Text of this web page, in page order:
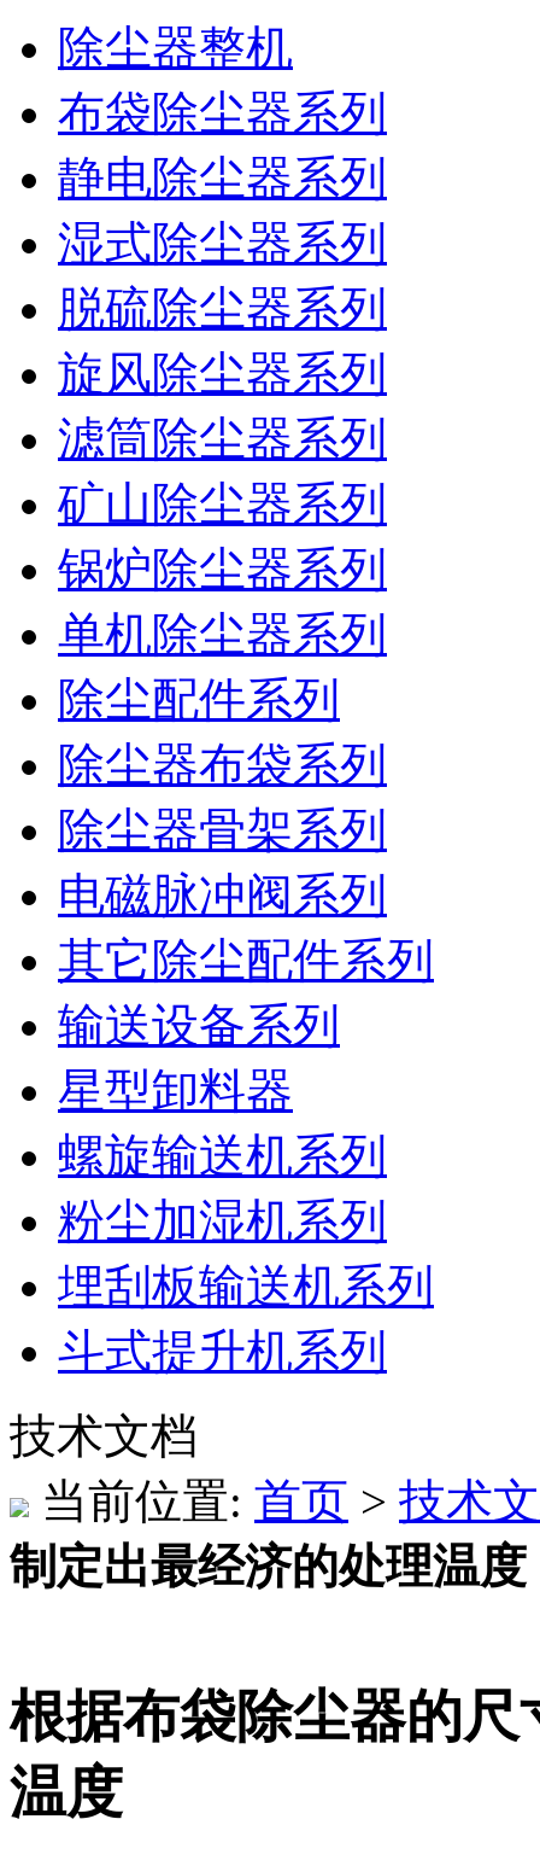
除尘器整机
布袋除尘器系列
静电除尘器系列
湿式除尘器系列
脱硫除尘器系列
旋风除尘器系列
滤筒除尘器系列
矿山除尘器系列
锅炉除尘器系列
单机除尘器系列
除尘配件系列
除尘器布袋系列
除尘器骨架系列
电磁脉冲阀系列
其它除尘配件系列
输送设备系列
星型卸料器
螺旋输送机系列
粉尘加湿机系列
埋刮板输送机系列
斗式提升机系列
技术文档
当前位置: 首页 > 技术
制定出最经济的处理温度
根据布袋除尘器的
温度